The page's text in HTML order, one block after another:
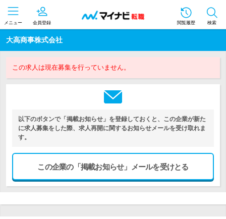
メニュー 会員登録 閲覧履歴 検索
大高商事株式会社
この求人は現在募集を行っていません。
以下のボタンで「掲載お知らせ」を登録しておくと、この企業が新た
に求人募集をした際、求人再開に関するお知らせメールを受け取れま
す。
この企業の「掲載お知らせ」メールを受けとる